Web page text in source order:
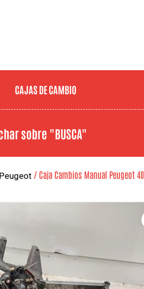
CAJAS DE CAMBIO
sobre "BUSCA"
Peugeot / Caja Cambios Manual Peugeot